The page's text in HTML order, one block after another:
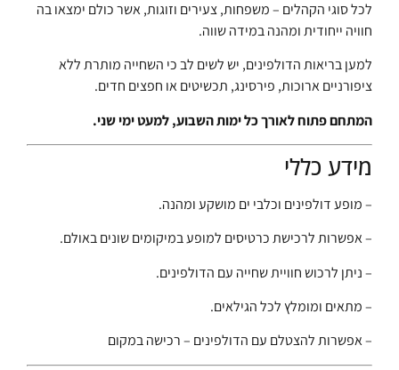
לכל סוגי הקהלים – משפחות, צעירים וזוגות, אשר כולם ימצאו בה
חוויה ייחודית ומהנה במידה שווה.
למען בריאות הדולפינים, יש לשים לב כי השחייה מותרת ללא
ציפורניים ארוכות, פירסינג, תכשיטים או חפצים חדים.
המתחם פתוח לאורך כל ימות השבוע, למעט ימי שני.
מידע כללי
– מופע דולפינים וכלבי ים מושקע ומהנה.
– אפשרות לרכישת כרטיסים למופע במיקומים שונים באולם.
– ניתן לרכוש חוויית שחייה עם הדולפינים.
– מתאים ומומלץ לכל הגילאים.
– אפשרות להצטלם עם הדולפינים – רכישה במקום